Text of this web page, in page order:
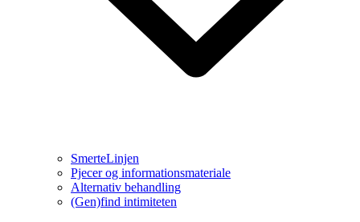
SmerteLinjen
Pjecer og informationsmateriale
Alternativ behandling
(Gen)find intimiteten